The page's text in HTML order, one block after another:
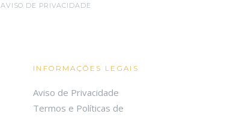
AVISO DE PRIVACIDADE
INFORMAÇÕES LEGAIS
Aviso de Privacidade
Termos e Políticas de